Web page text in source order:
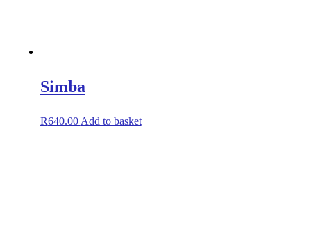
Simba
R640.00 Add to basket